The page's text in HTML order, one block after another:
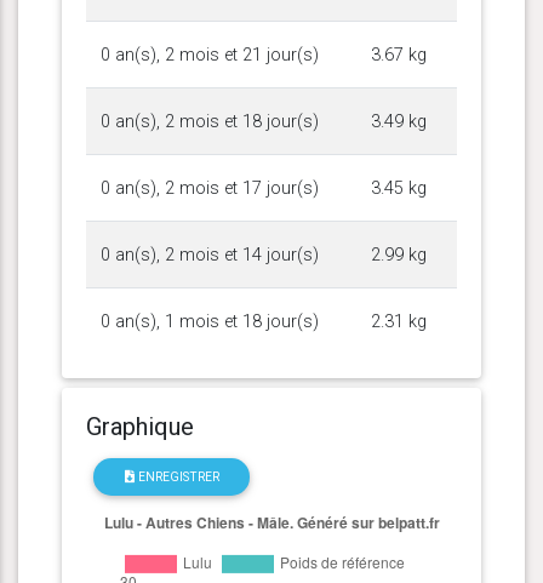
0 an(s), 2 mois et 21 jour(s) 3.67 kg
0 an(s), 2 mois et 18 jour(s) 3.49 kg
0 an(s), 2 mois et 17 jour(s) 3.45 kg
0 an(s), 2 mois et 14 jour(s) 2.99 kg
0 an(s), 1 mois et 18 jour(s) 2.31 kg
Graphique
ENREGISTRER